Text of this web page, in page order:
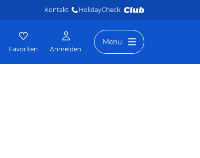
Kontakt HolidayCheck
Favoriten Anmelden
Menü